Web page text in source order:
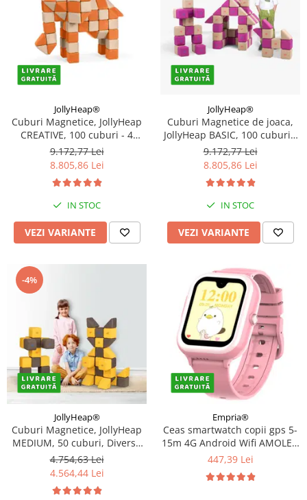
JollyHeap®
Cuburi Magnetice, JollyHeap
CREATIVE, 100 cuburi - 4
forme, Diverse culori
9.172,77 Lei
8.805,86 Lei
IN STOC
VEZI VARIANTE
JollyHeap®
Cuburi Magnetice de joaca,
JollyHeap BASIC, 100 cuburi -
2 forme, Diverse culori
9.172,77 Lei
8.805,86 Lei
IN STOC
VEZI VARIANTE
-4%
JollyHeap®
Cuburi Magnetice, JollyHeap
MEDIUM, 50 cuburi, Diverse
culori
4.754,63 Lei
4.564,44 Lei
Empria®
Ceas smartwatch copii gps 5-
15m 4G Android Wifi AMOLED
1.72in, Roz
447,39 Lei